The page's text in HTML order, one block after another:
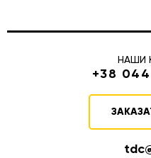
НАШИ
+38